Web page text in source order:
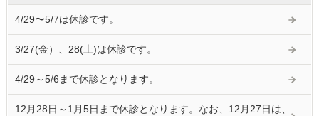
4/29〜5/7は休診です。
3/27(金）、28(土)は休診です。
4/29～5/6まで休診となります。
12月28日～1月5日まで休診となります。なお、12月27日は、